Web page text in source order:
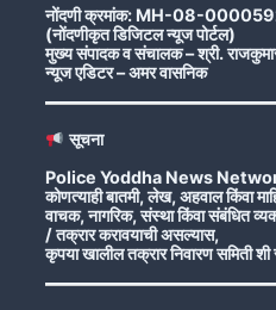
नोंदणी क्रमांक: MH-08-
(नोंदणीकृत डिजिटल न्यूज पोर्टल)
मुख्य संपादक व संचालक – श्री.
न्यूज एडिटर – अमर वासनिक
सूचना
Police Yoddha News Network
कोणत्याही बातमी, लेख, अहवाल किंवा
वाचक, नागरिक, संस्था किंवा संबंधित
/ तक्रार करावयाची असल्यास,
कृपया खालील तक्रार निवारण समिती शी